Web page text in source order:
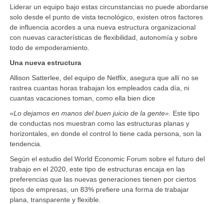
Liderar un equipo bajo estas circunstancias no puede abordarse
solo desde el punto de vista tecnológico, existen otros factores
de influencia acordes a una nueva estructura organizacional
con nuevas características de flexibilidad, autonomía y sobre
todo de empoderamiento.
Una nueva estructura
Allison Satterlee, del equipo de Netflix, asegura que allí no se
rastrea cuantas horas trabajan los empleados cada día, ni
cuantas vacaciones toman, como ella bien dice
«Lo dejamos en manos del buen juicio de la gente». Este tipo
de conductas nos muestran como las estructuras planas y
horizontales, en donde el control lo tiene cada persona, son la
tendencia.
Según el estudio del World Economic Forum sobre el futuro del
trabajo en el 2020, este tipo de estructuras encaja en las
preferencias que las nuevas generaciones tienen por ciertos
tipos de empresas, un 83% prefiere una forma de trabajar
plana, transparente y flexible.